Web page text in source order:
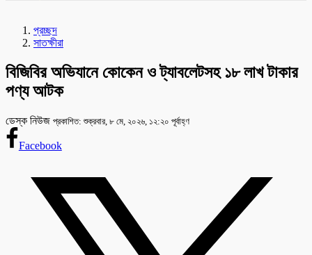
প্রচ্ছদ
সাতক্ষীরা
বিজিবির অভিযানে কোকেন ও ট্যাবলেটসহ ১৮ লাখ টাকার
পণ্য আটক
ডেস্ক নিউজ প্রকাশিত: শুক্রবার, ৮ মে, ২০২৬, ১২:২০ পূর্বাহ্ণ
Facebook